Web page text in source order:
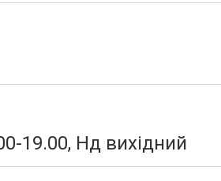
19.00, Нд вихідний